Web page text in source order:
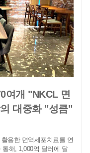
여개 "NKCL 면
대중화 "성큼"
용한 면역세포치료를 연
해, 1,000억 달러에 달